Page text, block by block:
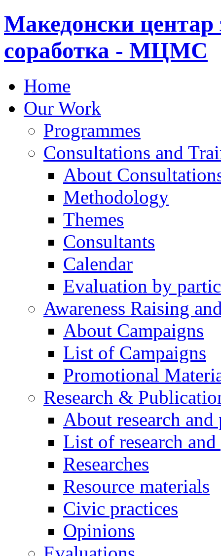
Македонски центар
соработка - МЦМС
Home
Our Work
Programmes
Consultations and
About
Methodology
Themes
Consultants
Calendar
Evaluation by
Awareness Raising
About Campaigns
List of Campaigns
Promotional
Research &
About research
List of research
Researches
Resource materials
Civic practices
Opinions